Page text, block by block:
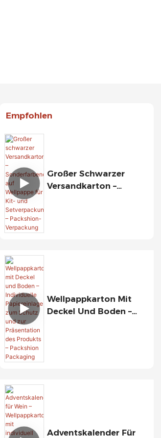
Empfohlen
Großer Schwarzer
Versandkarton –
Wellpappkarton Mit
Deckel Und Boden –
Adventskalender Für